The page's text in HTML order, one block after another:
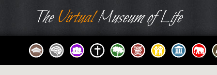
TheVirtualMuseum of Life